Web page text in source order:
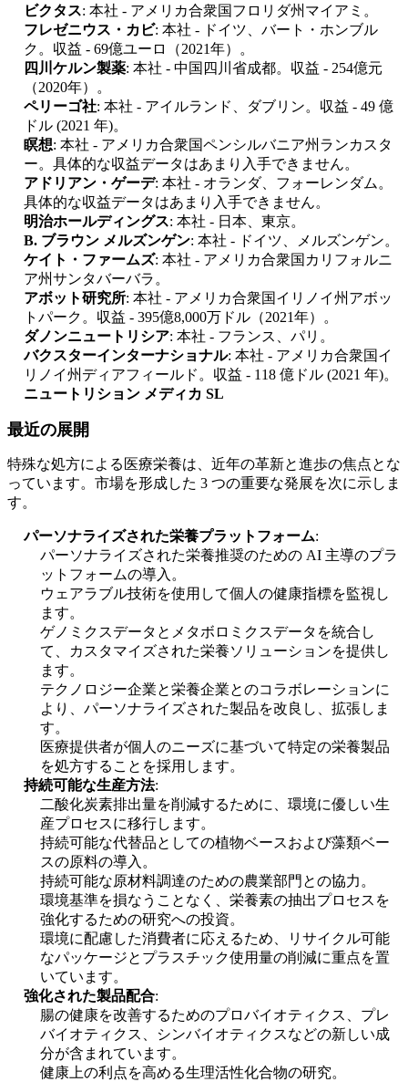
ビクタス: 本社 - アメリカ合衆国フロリダ州マイアミ。
フレゼニウス・カビ: 本社 - ドイツ、バート・ホンブル
ク。収益 - 69億ユーロ（2021年）。
四川ケルン製薬: 本社 - 中国四川省成都。収益 - 254億元
（2020年）。
ペリーゴ社: 本社 - アイルランド、ダブリン。収益 - 49 億
ドル (2021 年)。
瞑想: 本社 - アメリカ合衆国ペンシルバニア州ランカスタ
ー。具体的な収益データはあまり入手できません。
アドリアン・ゲーデ: 本社 - オランダ、フォーレンダム。
具体的な収益データはあまり入手できません。
明治ホールディングス: 本社 - 日本、東京。
B. ブラウン メルズンゲン: 本社 - ドイツ、メルズンゲン。
ケイト・ファームズ: 本社 - アメリカ合衆国カリフォルニ
ア州サンタバーバラ。
アボット研究所: 本社 - アメリカ合衆国イリノイ州アボッ
トパーク。収益 - 395億8,000万ドル（2021年）。
ダノンニュートリシア: 本社 - フランス、パリ。
バクスターインターナショナル: 本社 - アメリカ合衆国イ
リノイ州ディアフィールド。収益 - 118 億ドル (2021 年)。
ニュートリション メディカ SL
最近の展開
特殊な処方による医療栄養は、近年の革新と進歩の焦点とな
っています。市場を形成した 3 つの重要な発展を次に示しま
す。
パーソナライズされた栄養プラットフォーム:
パーソナライズされた栄養推奨のための AI 主導のプラ
ットフォームの導入。
ウェアラブル技術を使用して個人の健康指標を監視し
ます。
ゲノミクスデータとメタボロミクスデータを統合し
て、カスタマイズされた栄養ソリューションを提供し
ます。
テクノロジー企業と栄養企業とのコラボレーションに
より、パーソナライズされた製品を改良し、拡張しま
す。
医療提供者が個人のニーズに基づいて特定の栄養製品
を処方することを採用します。
持続可能な生産方法:
二酸化炭素排出量を削減するために、環境に優しい生
産プロセスに移行します。
持続可能な代替品としての植物ベースおよび藻類ベー
スの原料の導入。
持続可能な原材料調達のための農業部門との協力。
環境基準を損なうことなく、栄養素の抽出プロセスを
強化するための研究への投資。
環境に配慮した消費者に応えるため、リサイクル可能
なパッケージとプラスチック使用量の削減に重点を置
いています。
強化された製品配合:
腸の健康を改善するためのプロバイオティクス、プレ
バイオティクス、シンバイオティクスなどの新しい成
分が含まれています。
健康上の利点を高める生理活性化合物の研究。